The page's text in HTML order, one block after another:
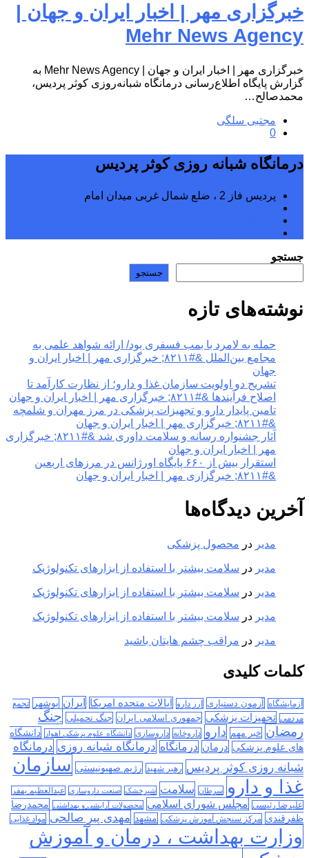
خبرگزاری مهر | اخبار ایران و جهان |
Mehr News Agency
خبرگزاری مهر | اخبار ایران و جهان | Mehr News Agency به
گزارش پایگاه اطلاع‌رسانی درمانگاه شبانه‌روزی کوثر پردیس،
محمدصالح…
مجتبی سلگی
0
درمانگاه شبانه روزی کوثر پردیس
پردیس فاز 2 ، ضلع شمال غربی میدان امام
جستجو
جستجو
نوشته‌های تازه
حمله به لامرد با بمب فسفری بود/ ارائه شواهد علمی به
مجامع بین‌الملل &#۸۲۱۱; خبرگزاری مهر | اخبار ایران و
جهان
تشریح دو اولویت سازمان غذا و دارو؛ از نظارت کارآمد تا
اصلاح فرآیندها &#۸۲۱۱; خبرگزاری مهر | اخبار ایران و جهان
تامین پایدار دارو و تجهیزات پزشکی در مرز مهران و شلمچه
&#۸۲۱۱; خبرگزاری مهر | اخبار ایران و جهان
آثار جشنواره رسانه و سلامت داوری شد &#۸۲۱۱; خبرگزاری
مهر | اخبار ایران و جهان
استقرار بیش از ۶۶۰ پایگاه اورژانس در مرزهای اربعین
&#۸۲۱۱; خبرگزاری مهر | اخبار ایران و جهان
آخرین دیدگاه‌ها
مدیر در محصول پزشکی
مدیر در سلامت بیشتر با استفاده از ابزارهای تکنولوژیک
مدیر در سلامت بیشتر با استفاده از ابزارهای تکنولوژیک
مدیر در سلامت بیشتر با استفاده از ابزارهای تکنولوژیک
مدیر در مراقب چشم هایتان باشید
کلمات کلیدی
آزمایشگاه آزمون دستیاری ارز دارو ایالات متحده امریکا ایران بوشهر
تجمع
مردمی تجهیزات پزشکی جمهوری اسلامی ایران جنگ تحمیلی جنگ
رمضان خبر مهم دارو داروخانه داروسازی دانشگاه علوم پزشکی اهواز
دانشگاه
های علوم پزشکی درمان درمانگاه درمانگاه شبانه روزی درمانگاه
شبانه روزی کوثر پردیس رهبر شهید رژیم صهیونیستی سازمان
غذا و دارو
سرطان سلامت شیرخشک صنعت داروسازی عبدالعظیم بهفر
علیرضا رئیسی مجلس شورای اسلامی محصولات آرایشی و بهداشتی محمدرضا
ظفرقندی مرکز سنجش آموزش پزشکی مشهد مهدی پیر صالحی مواد غذایی
وزارت بهداشت ، درمان و آموزش